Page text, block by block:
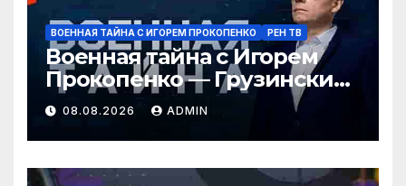
ВОЕННАЯ ТАЙНА С ИГОРЕМ ПРОКОПЕНКО РЕН ТВ
Военная тайна с Игорем
Прокопенко — Грузинские
провокаторы (08.08.2026)
08.08.2026 ADMIN